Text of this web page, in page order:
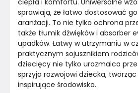
ciepła i komfortu. Uniwersalne
sprawiają, że łatwo dostosować
aranżacji. To nie tylko ochrona
także tłumik dźwięków i absorber
upadków. Łatwy w utrzymaniu w
praktycznym sojusznikiem
dziecięcy nie tylko urozmaica
sprzyja rozwojowi dziecka,
inspirujące środowisko.